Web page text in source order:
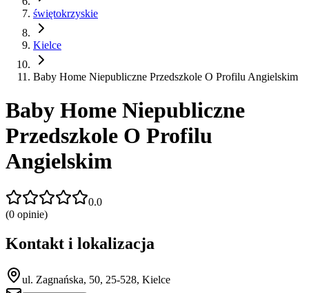
świętokrzyskie
Kielce
Baby Home Niepubliczne Przedszkole O Profilu Angielskim
Baby Home Niepubliczne
Przedszkole O Profilu
Angielskim
0.0
(0 opinie)
Kontakt i lokalizacja
ul. Zagnańska, 50, 25-528, Kielce